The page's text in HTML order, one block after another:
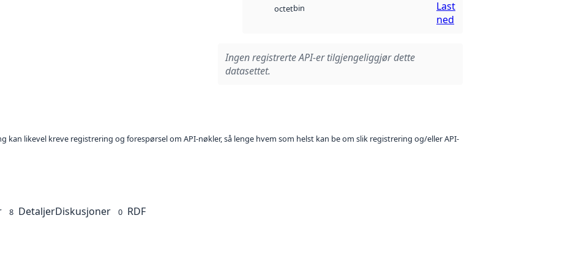
octetbin
Last
ned
Ingen registrerte API-er tilgjengeliggjør dette
datasettet.
kan likevel kreve registrering og forespørsel om API-nøkler, så lenge hvem som helst kan be om slik registrering og/eller API-
8 DetaljerDiskusjoner 0 RDF